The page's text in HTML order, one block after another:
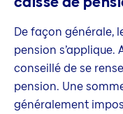
De façon générale,
pension
conseillé de se
pension. Une
généralement